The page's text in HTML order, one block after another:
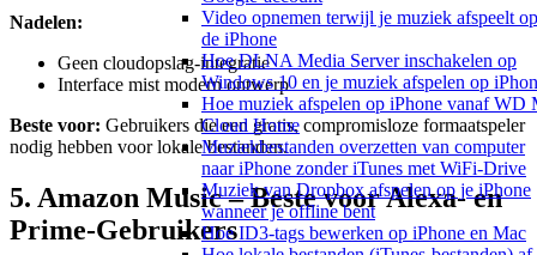
Video opnemen terwijl je muziek afspeelt op
de iPhone
Hoe DLNA Media Server inschakelen op
Windows 10 en je muziek afspelen op
Hoe muziek afspelen op iPhone vanaf WD
Cloud Home
Muziekbestanden overzetten van computer
naar iPhone zonder iTunes met WiFi-Drive
Muziek van Dropbox afspelen op je iPhone
wanneer je offline bent
Hoe ID3-tags bewerken op iPhone en Mac
Nadelen:
Geen cloudopslag-integratie
Interface mist modern ontwerp
Beste voor: Gebruikers die een gratis, compromisloze formaatspeler
nodig hebben voor lokale bestanden.
5. Amazon Music – Beste voor Alexa- en
Prime-Gebruikers